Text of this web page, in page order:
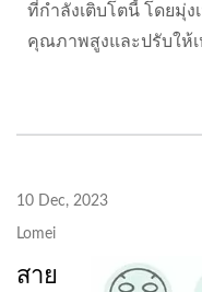
ที่กำลังเติบโตนี้ โดยมุ่
คุณภาพสูงและปรับให้
10 Dec, 2023
Lomei
สาย